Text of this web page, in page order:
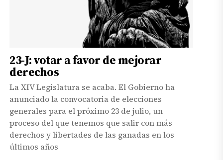
23-J: votar a favor de mejorar
derechos
La XIV Legislatura se acaba. El Gobierno ha
anunciado la convocatoria de elecciones
generales para el próximo 23 de julio, un
proceso del que tenemos que salir con más
derechos y libertades de las ganadas en los
últimos años